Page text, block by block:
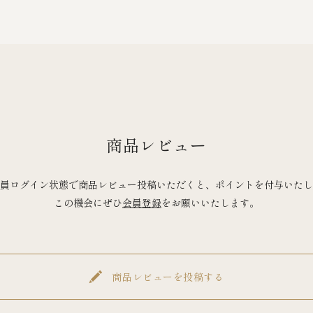
商品レビュー
ログイン状態で商品レビュー投稿いただくと、ポイントを付与いた
この機会にぜひ会員登録をお願いいたします。
商品レビューを投稿する